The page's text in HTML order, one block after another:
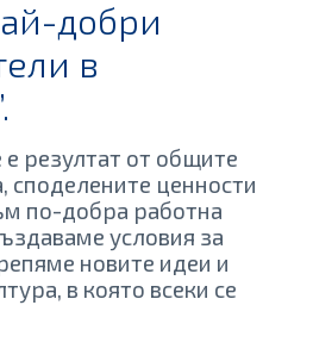
добри
в
резултат от общите
споделените ценности
по-добра работна
условия за
новите идеи и
в която всеки се